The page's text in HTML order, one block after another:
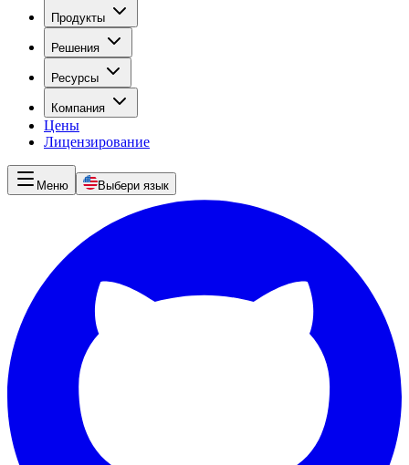
Продукты
Решения
Ресурсы
Компания
Цены
Лицензирование
Меню Выбери язык